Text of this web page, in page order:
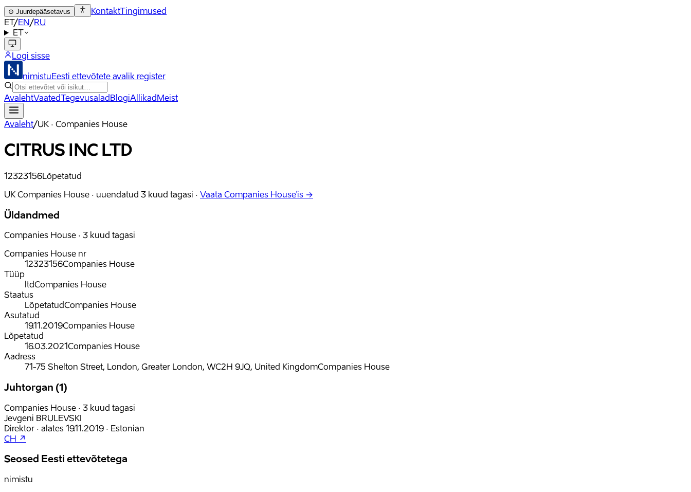
⊙ Juurdepääsetavus KontaktTingimused
ET/EN/RU
ET
Logi sisse
nimistuEesti ettevõtete avalik register
AvalehtVaatedTegevusaladBlogiAllikadMeist
Avaleht/UK · Companies House
CITRUS INC LTD
12323156Lõpetatud
UK Companies House · uuendatud 3 kuud tagasi · Vaata Companies House'is →
Üldandmed
Companies House · 3 kuud tagasi
Companies House nr
12323156Companies House
Tüüp
ltdCompanies House
Staatus
LõpetatudCompanies House
Asutatud
19.11.2019Companies House
Lõpetatud
16.03.2021Companies House
Aadress
71-75 Shelton Street, London, Greater London, WC2H 9JQ, United KingdomCompanies House
Juhtorgan (1)
Companies House · 3 kuud tagasi
Jevgeni BRULEVSKI
Direktor · alates 19.11.2019 · Estonian
CH ↗
Seosed Eesti ettevõtetega
nimistu